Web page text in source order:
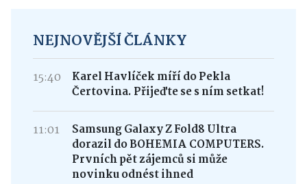
NEJNOVĚJŠÍ ČLÁNKY
15:40
Karel Havlíček míří do Pekla
Čertovina. Přijeďte se s ním setkat!
11:01
Samsung Galaxy Z Fold8 Ultra
dorazil do BOHEMIA COMPUTERS.
Prvních pět zájemců si může
novinku odnést ihned